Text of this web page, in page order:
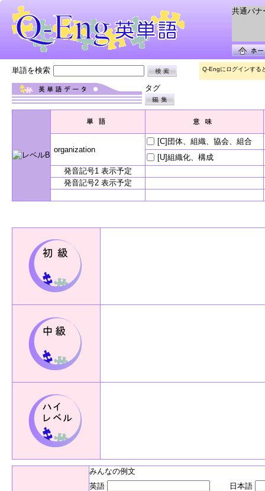
共通バナ
単語を検索 Q-Engにログインする
タグ
organization
[C]団体、組織、協会、組合
[U]組織化、構成
発音記号1 表示予定
発音記号2 表示予定
みんなの例文
英語
日本語